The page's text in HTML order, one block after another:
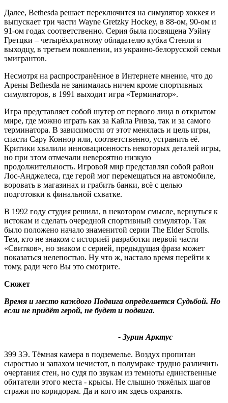
Далее, Bethesda решает переключится на симулятор хоккея и
выпускает три части Wayne Gretzky Hockey, в 88-ом, 90-ом и
91-ом годах соответственно. Серия была посвящена Уэйну
Гретцки – четырёхкратному обладателю кубка Стенли и
выходцу, в третьем поколении, из украино-белорусской семьи
эмигрантов.
Несмотря на распространённое в Интернете мнение, что до
Арены Bethesda не занималась ничем кроме спортивных
симуляторов, в 1991 выходит игра «Терминатор».
Игра представляет собой шутер от первого лица в открытом
мире, где можно играть как за Кайла Ривза, так и за самого
терминатора. В зависимости от этот менялась и цель игры,
спасти Сару Коннор или, соответственно, устранить её.
Критики хвалили инновационность некоторых деталей игры,
но при этом отмечали невероятно низкую
продолжительность. Игровой мир представлял собой район
Лос-Анджелеса, где герой мог перемещаться на автомобиле,
воровать в магазинах и грабить банки, всё с целью
подготовки к финальной схватке.
В 1992 году студия решила, в некотором смысле, вернуться к
истокам и сделать очередной спортивный симулятор. Так
было положено начало знаменитой серии The Elder Scrolls.
Тем, кто не знаком с историей разработки первой части
«Свитков», но знаком с серией, предыдущая фраза может
показаться нелепостью. Ну что ж, настало время перейти к
тому, ради чего Вы это смотрите.
Сюжет
Время и место каждого Подвига определяется Судьбой. Но
если не придёт герой, не будет и подвига.
- Зурин Арктус
399 3Э. Тёмная камера в подземелье. Воздух пропитан
сыростью и запахом нечистот, в полумраке трудно различить
очертания стен, но судя по звукам из темноты единственные
обитатели этого места - крысы. Не слышно тяжёлых шагов
стражи по коридорам. Да и кого им здесь охранять.